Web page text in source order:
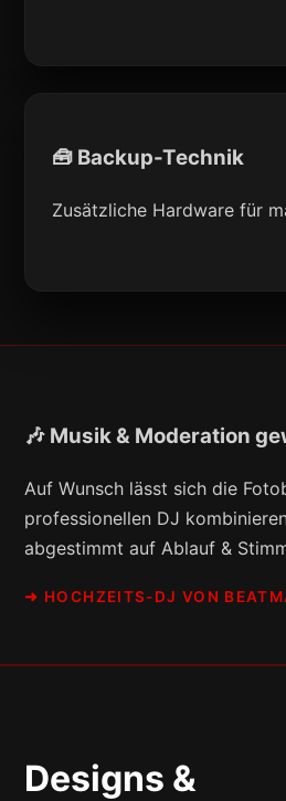
🧰 Backup-Technik
Zusätzliche Hardware für
🎶 Musik & Moderation
Auf Wunsch lässt sich die
professionellen DJ
abgestimmt auf Ablauf &
➜ HOCHZEITS-DJ VON
Designs &